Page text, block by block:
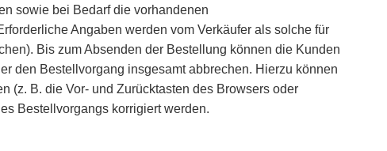
sowie bei Bedarf die vorhandenen
Angaben werden vom Verkäufer als solche für
Bis zum Absenden der Bestellung können die Kunden
den Bestellvorgang insgesamt abbrechen. Hierzu können
(z. B. die Vor- und Zurücktasten des Browsers oder
Bestellvorgangs korrigiert werden.